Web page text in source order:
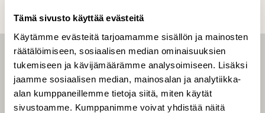
Tämä sivusto käyttää evästeitä
Käytämme evästeitä tarjoamamme sisällön ja mainosten
räätälöimiseen, sosiaalisen median ominaisuuksien
tukemiseen ja kävijämäärämme analysoimiseen. Lisäksi
jaamme sosiaalisen median, mainosalan ja analytiikka-
alan kumppaneillemme tietoja siitä, miten käytät
sivustoamme. Kumppanimme voivat yhdistää näitä
LEHTI
Uusin lehti
Tilaa Suomen Luonto